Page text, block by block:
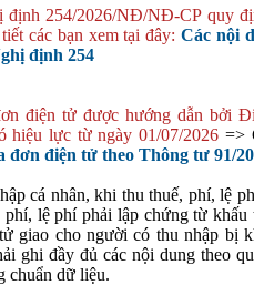
254/2026/NĐ/NĐ-CP quy
các bạn xem tại đây: Các nội
định 254
điện tử được hướng dẫn bởi
hiệu lực từ ngày 01/07/2026 =>
đơn điện tử theo Thông tư 91/
cá nhân, khi thu thuế, phí, lệ
lệ phí phải lập chứng từ
giao cho người có thu nhập bị
ghi đầy đủ các nội dung theo
chuẩn dữ liệu.